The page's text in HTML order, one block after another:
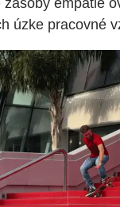
úzke pracovné